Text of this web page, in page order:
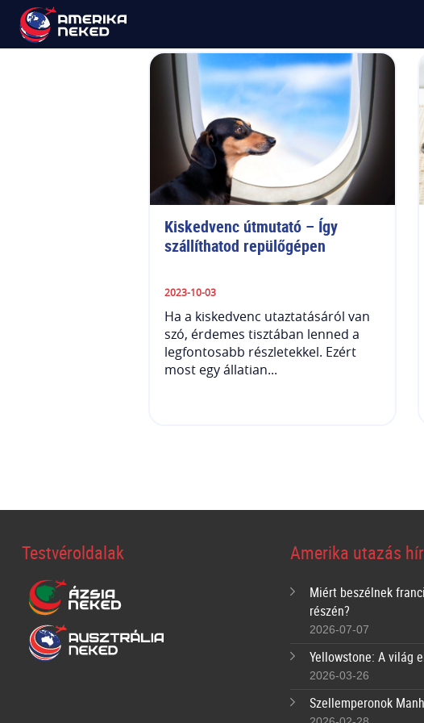
Kiskedvenc útmutató – Így
szállíthatod repülőgépen
2023-10-03
Ha a kiskedvenc utaztatásáról van
szó, érdemes tisztában lenned a
legfontosabb részletekkel. Ezért
most egy állatian...
Testvéroldalak Amerika utazás
Miért beszélnek
részén?
2026-07-07
Yellowstone: A világ
2026-03-26
Szellemperonok